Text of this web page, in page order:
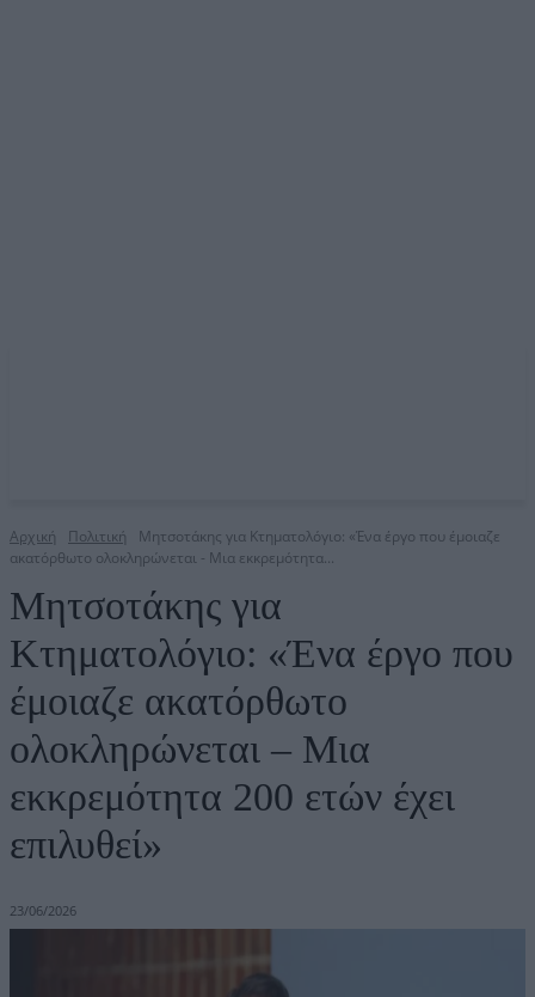
Αρχική Πολιτική
Μητσοτάκης για Κτηματολόγιο: «Ένα έργο που έμοιαζε
ακατόρθωτο ολοκληρώνεται - Μια εκκρεμότητα...
Μητσοτάκης για
Κτηματολόγιο: «Ένα έργο που
έμοιαζε ακατόρθωτο
ολοκληρώνεται – Μια
εκκρεμότητα 200 ετών έχει
επιλυθεί»
23/06/2026